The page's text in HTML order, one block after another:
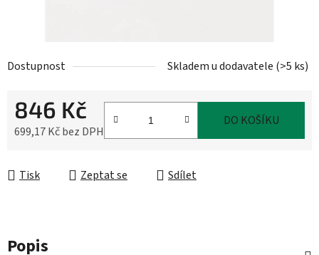
Dostupnost Skladem u dodavatele (>5 ks)
846 Kč
699,17 Kč bez DPH
DO KOŠÍKU
Tisk Zeptat se Sdílet
Popis